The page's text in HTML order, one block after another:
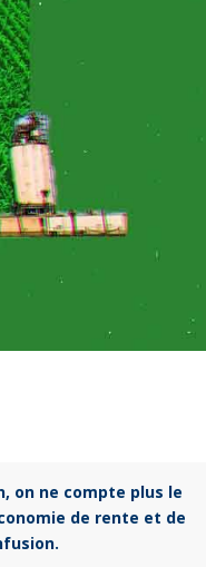
on ne compte plus le
de rente et de